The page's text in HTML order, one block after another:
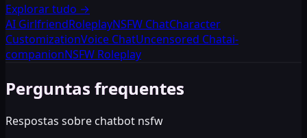
Explorar tudo →
AI GirlfriendRoleplayNSFW ChatCharacter
CustomizationVoice ChatUncensored Chatai-
companionNSFW Roleplay
Perguntas frequentes
Respostas sobre chatbot nsfw